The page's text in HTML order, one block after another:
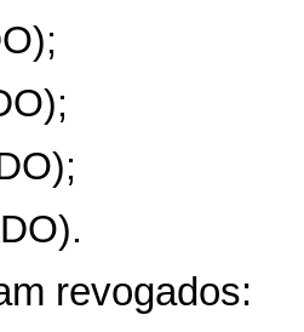
revogados: